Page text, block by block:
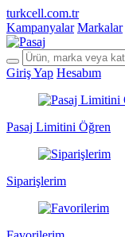
turkcell.com.tr
Kampanyalar Markalar
Giriş Yap Hesabım
Pasaj Limitini Öğren
Siparişlerim